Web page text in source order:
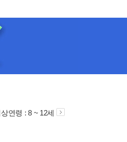
연령 : 8 ~ 12세